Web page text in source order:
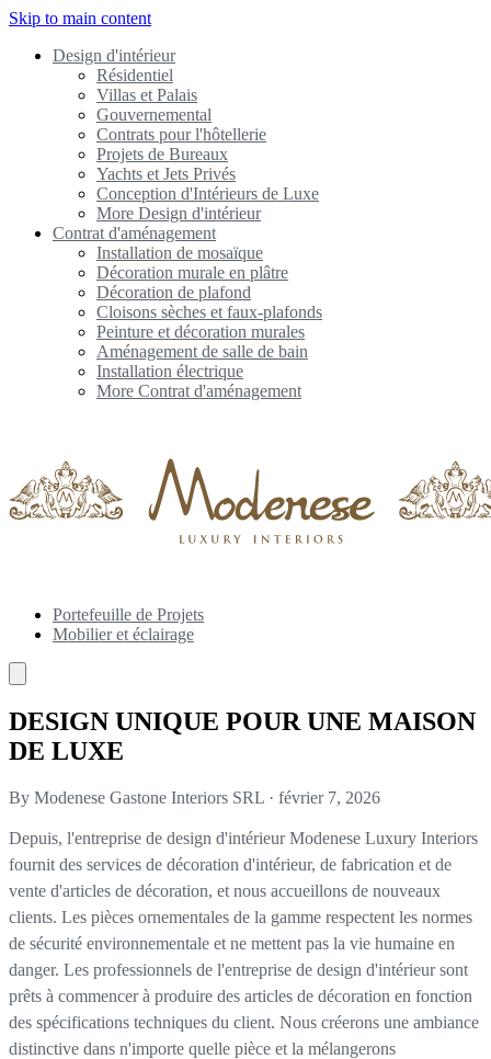
Skip to main content
Design d'intérieur
Résidentiel
Villas et Palais
Gouvernemental
Contrats pour l'hôtellerie
Projets de Bureaux
Yachts et Jets Privés
Conception d'Intérieurs de Luxe
More Design d'intérieur
Contrat d'aménagement
Installation de mosaïque
Décoration murale en plâtre
Décoration de plafond
Cloisons sèches et faux-plafonds
Peinture et décoration murales
Aménagement de salle de bain
Installation électrique
More Contrat d'aménagement
Portefeuille de Projets
Mobilier et éclairage
DESIGN UNIQUE POUR UNE MAISON
DE LUXE
By Modenese Gastone Interiors SRL · février 7, 2026
Depuis, l'entreprise de design d'intérieur Modenese Luxury Interiors
fournit des services de décoration d'intérieur, de fabrication et de
vente d'articles de décoration, et nous accueillons de nouveaux
clients. Les pièces ornementales de la gamme respectent les normes
de sécurité environnementale et ne mettent pas la vie humaine en
danger. Les professionnels de l'entreprise de design d'intérieur sont
prêts à commencer à produire des articles de décoration en fonction
des spécifications techniques du client. Nous créerons une ambiance
distinctive dans n'importe quelle pièce et la mélangerons